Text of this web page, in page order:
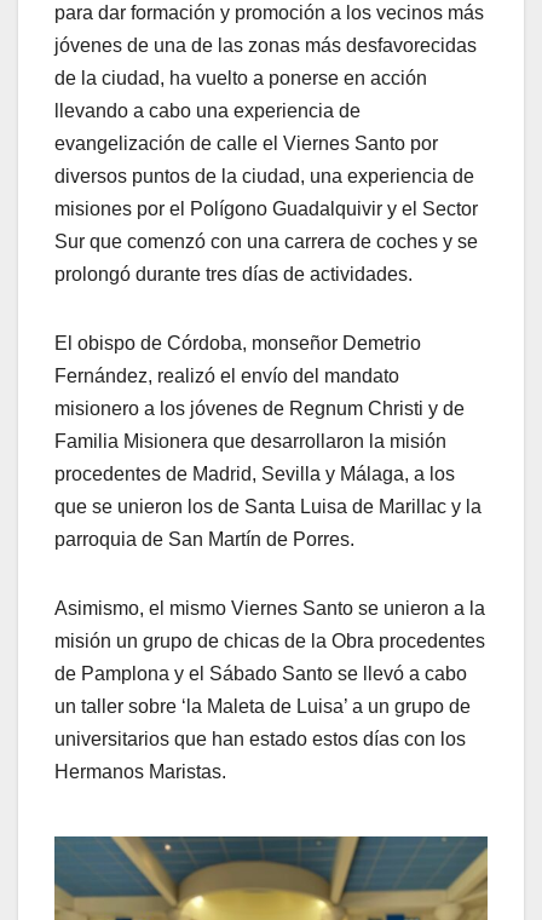
para dar formación y promoción a los vecinos más
jóvenes de una de las zonas más desfavorecidas
de la ciudad, ha vuelto a ponerse en acción
llevando a cabo una experiencia de
evangelización de calle el Viernes Santo por
diversos puntos de la ciudad, una experiencia de
misiones por el Polígono Guadalquivir y el Sector
Sur que comenzó con una carrera de coches y se
prolongó durante tres días de actividades.
El obispo de Córdoba, monseñor Demetrio
Fernández, realizó el envío del mandato
misionero a los jóvenes de Regnum Christi y de
Familia Misionera que desarrollaron la misión
procedentes de Madrid, Sevilla y Málaga, a los
que se unieron los de Santa Luisa de Marillac y la
parroquia de San Martín de Porres.
Asimismo, el mismo Viernes Santo se unieron a la
misión un grupo de chicas de la Obra procedentes
de Pamplona y el Sábado Santo se llevó a cabo
un taller sobre ‘la Maleta de Luisa’ a un grupo de
universitarios que han estado estos días con los
Hermanos Maristas.